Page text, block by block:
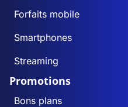
Forfaits mobile
Smartphones
Streaming
Promotions
Bons plans